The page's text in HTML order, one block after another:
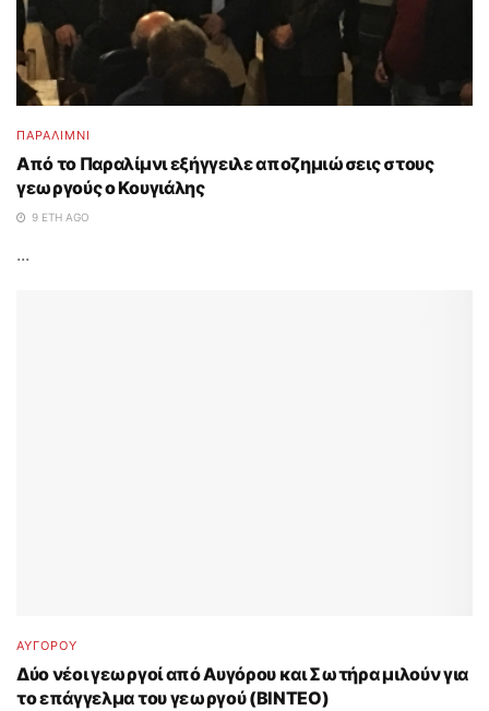
ΠΑΡΑΛΊΜΝΙ
Από το Παραλίμνι εξήγγειλε αποζημιώσεις στους
γεωργούς ο Κουγιάλης
9 ΈΤΗ AGO
...
ΑΥΓΟΡΟΥ
Δύο νέοι γεωργοί από Αυγόρου και Σωτήρα μιλούν για
το επάγγελμα του γεωργού (ΒΙΝΤΕΟ)